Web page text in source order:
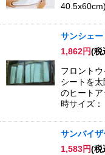
40.5x60cm)
サンシェー
1,862円(税
フロント
シートを
のヒート
時サイズ
サンバイ
1,583円(税